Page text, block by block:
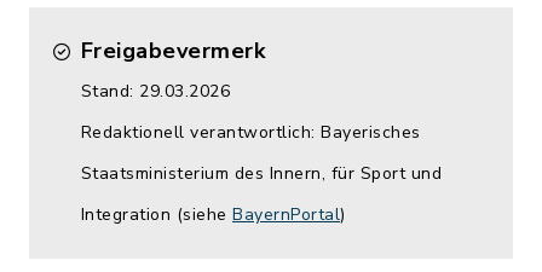
Freigabevermerk
Stand: 29.03.2026
Redaktionell verantwortlich: Bayerisches
Staatsministerium des Innern, für Sport und
Integration (siehe BayernPortal)